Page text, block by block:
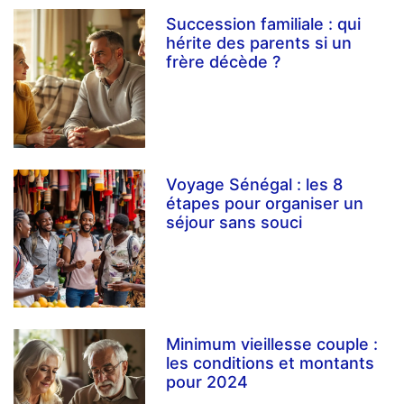
Succession familiale : qui
hérite des parents si un
frère décède ?
Voyage Sénégal : les 8
étapes pour organiser un
séjour sans souci
Minimum vieillesse couple :
les conditions et montants
pour 2024